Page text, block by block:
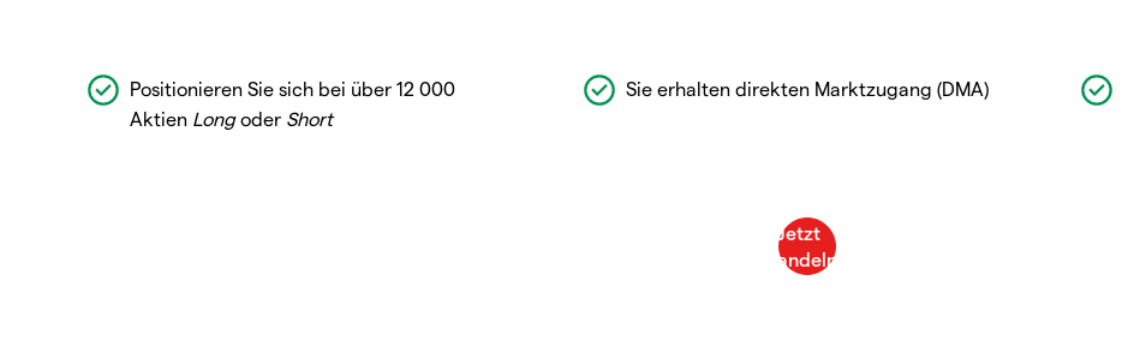
Positionieren Sie sich bei über 12 000
Aktien Longoder Short
Sie erhalten direkten Marktzugang (DMA)